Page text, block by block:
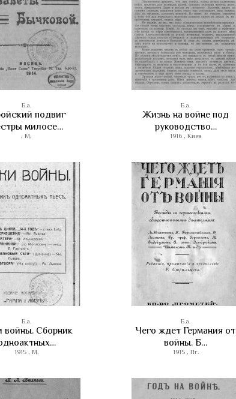
Б.а.
подвиг
милосе…
, М,
Б.а.
Жизнь на войне под
руководство…
1916 , Киев
Б.а.
войны. Сборник
1915 , М.
Б.а.
Чего ждет Германия от
войны. Б…
1915 , Пг.